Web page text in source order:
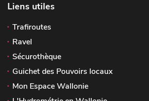
Liens utiles
Trafiroutes
Ravel
Sécurothèque
Guichet des Pouvoirs locaux
Mon Espace Wallonie